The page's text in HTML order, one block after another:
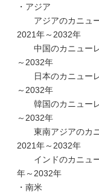
・アジア
アジアのカニュー
2021年～2032年
中国のカニューレ
～2032年
日本のカニューレ
～2032年
韓国のカニューレ
～2032年
東南アジアのカニ
2021年～2032年
インドのカニュー
年～2032年
・南米